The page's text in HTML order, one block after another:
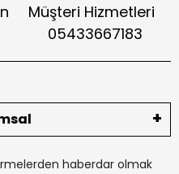
Müşteri Hizmetleri
05433667183
haberdar olmak